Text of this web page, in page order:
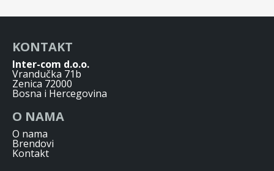
KONTAKT
Inter-com d.o.o.
Vrandučka 71b
Zenica 72000
Bosna i Hercegovina
O NAMA
O nama
Brendovi
Kontakt